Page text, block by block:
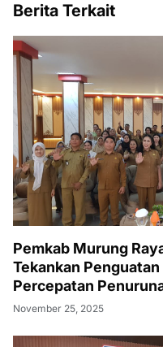
Berita Terkait
Pemkab Murung
Tekankan
Percepatan
November 25, 2025